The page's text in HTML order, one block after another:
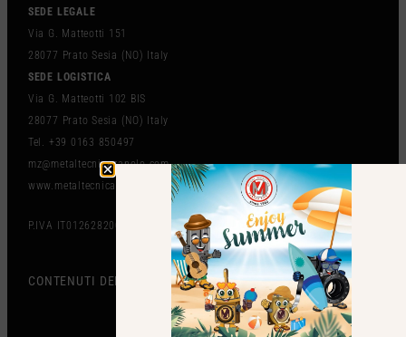
SEDE LEGALE
Via G. Matteotti 151
28077 Prato Sesia (NO) Italy
SEDE LOGISTICA
Via G. Matteotti 102 BIS
28077 Prato Sesia (NO) Italy
Tel. +39 0163 850497
mz@metaltecnicazanolo.com
www.metaltecnicazanolo.com
P.IVA IT01262820036
CONTENUTI DEL SITO